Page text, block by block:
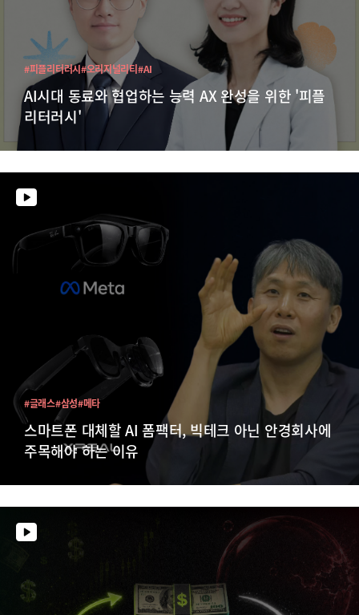
AI시대 동료와 협업하는 능력 AX 완성을 위한 '피플
리터러시'
#피플리터러시#오리지널리티#AI
스마트폰 대체할 AI 폼팩터, 빅테크 아닌 안경회사에
주목해야 하는 이유
#글래스#삼성#메타